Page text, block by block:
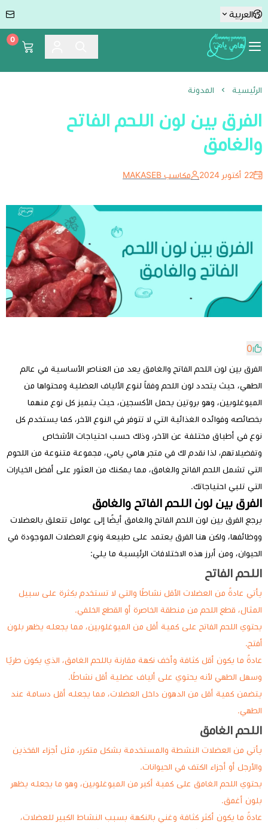
العربية
Hummmy :-) Yummmy هامي يامي
0
الرئيسية المدونة
الفرق بين لون اللحم الفاتح
والغامق
22 أكتوبر 2024 مكاسب MAKASEB
0
الفرق بين لون اللحم الفاتح والغامق يعد من العناصر الأساسية في عالم
الطهي، حيث يتحدد لون اللحم وفقاً لنوع الألياف العضلية ومحتواها من
الميوغلوبين، وهو بروتين يحمل الأكسجين، حيث يتميز كل نوع منهما
بخصائصه وفوائده الغذائية التي لا تتوفر في النوع الآخر، كما يستخدم كل
نوع في أطباق مختلفة عن الآخر، وذلك حسب احتياجات الأشخاص
وتفضيلاتهم، لذا نقدم لك في متجر هامي يامي، مجموعة متنوعة من اللحوم
التي تشمل اللحم الفاتح والغامق، مما يمكنك من العثور على أفضل الخيارات
التي تلبي احتياجاتك.
الفرق بين لون اللحم الفاتح والغامق
يرجع الفرق بين لون اللحم الفاتح والغامق أيضًا إلى عوامل تتعلق بالعضلات
ووظائفها، ولكن هنا الفرق يعتمد على طبيعة ونوع العضلات الموجودة في
الحيوان، ومن أبرز هذه الاختلافات الرئيسية ما يلي:
اللحم الفاتح
يأتي عادةً من العضلات الأقل نشاطًا والتي لا تستخدم بكثرة على سبيل
المثال، قطع اللحم من منطقة الخاصرة أو القطع الخلفي.
يحتوي اللحم الفاتح على كمية أقل من الميوغلوبين، مما يجعله يظهر بلون
أفتح.
عادةً ما يكون أقل كثافة وأخف نكهة مقارنة باللحم الغامق، الذي يكون طريًا
وسهل الطهي لأنه يحتوي على ألياف عضلية أقل نشاطًا.
يتضمن كمية أقل من الدهون داخل العضلات، مما يجعله أقل دسامة عند
الطهي.
اللحم الغامق
يأتي من العضلات النشطة والمستخدمة بشكل متكرر، مثل أجزاء الفخذين
والأرجل أو أجزاء الكتف في الحيوانات.
يحتوي اللحم الغامق على كمية أكبر من الميوغلوبين، وهو ما يجعله يظهر
بلون أغمق.
عادةً ما يكون أكثر كثافة وغني بالنكهة بسبب النشاط الكبير للعضلات،